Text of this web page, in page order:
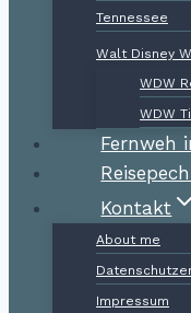
Tennessee
Walt Disney
WDW
WDW
Fernweh
Kontakt
About me
Impressum